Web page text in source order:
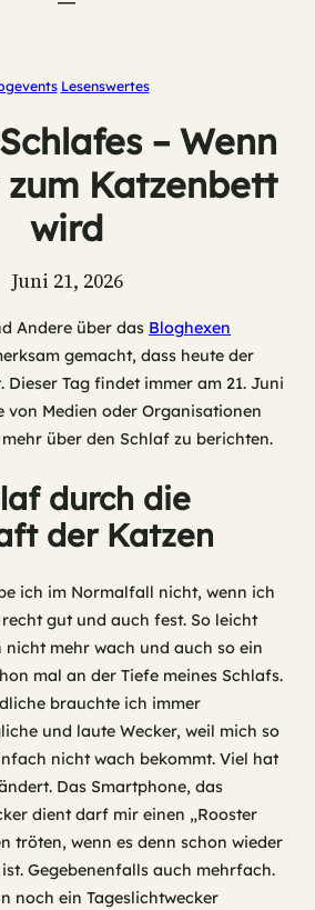
Lesenswertes
– Wenn
Katzenbett
wird
Juni 21, 2026
Andere über das Bloghexen
gemacht, dass heute der
Dieser Tag findet immer am 21. Juni
von Medien oder Organisationen
über den Schlaf zu berichten.
durch die
der Katzen
ich im Normalfall nicht, wenn ich
gut und auch fest. So leicht
nicht mehr wach und auch so ein
mal an der Tiefe meines Schlafs.
brauchte ich immer
und laute Wecker, weil mich so
nicht wach bekommt. Viel hat
Das Smartphone, das
dient darf mir einen „Rooster
tröten, wenn es denn schon wieder
Gegebenenfalls auch mehrfach.
noch ein Tageslichtwecker